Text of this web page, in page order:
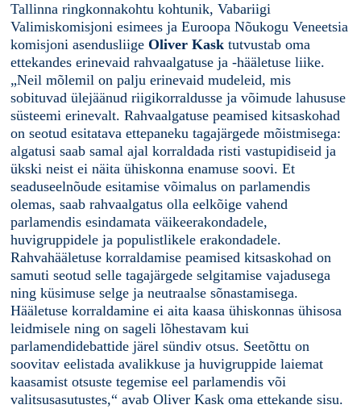
Tallinna ringkonnakohtu kohtunik, Vabariigi
Valimiskomisjoni esimees ja Euroopa Nõukogu Veneetsia
komisjoni asendusliige Oliver Kask tutvustab oma
ettekandes erinevaid rahvaalgatuse ja -hääletuse liike.
„Neil mõlemil on palju erinevaid mudeleid, mis
sobituvad ülejäänud riigikorraldusse ja võimude lahususe
süsteemi erinevalt. Rahvaalgatuse peamised kitsaskohad
on seotud esitatava ettepaneku tagajärgede mõistmisega:
algatusi saab samal ajal korraldada risti vastupidiseid ja
ükski neist ei näita ühiskonna enamuse soovi. Et
seaduseelnõude esitamise võimalus on parlamendis
olemas, saab rahvaalgatus olla eelkõige vahend
parlamendis esindamata väikeerakondadele,
huvigruppidele ja populistlikele erakondadele.
Rahvahääletuse korraldamise peamised kitsaskohad on
samuti seotud selle tagajärgede selgitamise vajadusega
ning küsimuse selge ja neutraalse sõnastamisega.
Hääletuse korraldamine ei aita kaasa ühiskonnas ühisosa
leidmisele ning on sageli lõhestavam kui
parlamendidebattide järel sündiv otsus. Seetõttu on
soovitav eelistada avalikkuse ja huvigruppide laiemat
kaasamist otsuste tegemise eel parlamendis või
valitsusasutustes,“ avab Oliver Kask oma ettekande sisu.